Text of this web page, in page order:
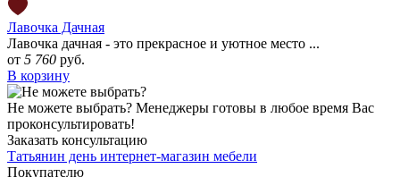
Лавочка Дачная
Лавочка дачная - это прекрасное и уютное место ...
от 5 760 руб.
В корзину
Не можете выбрать? Менеджеры готовы в любое время Вас
проконсультировать!
Заказать консультацию
Татьянин день интернет-магазин мебели
Покупателю